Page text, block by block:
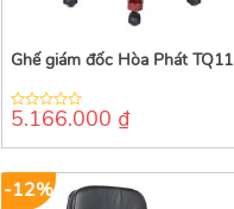
Ghế giám đốc Hòa Phát TQ11
0
of
5.166.000 ₫
-12%